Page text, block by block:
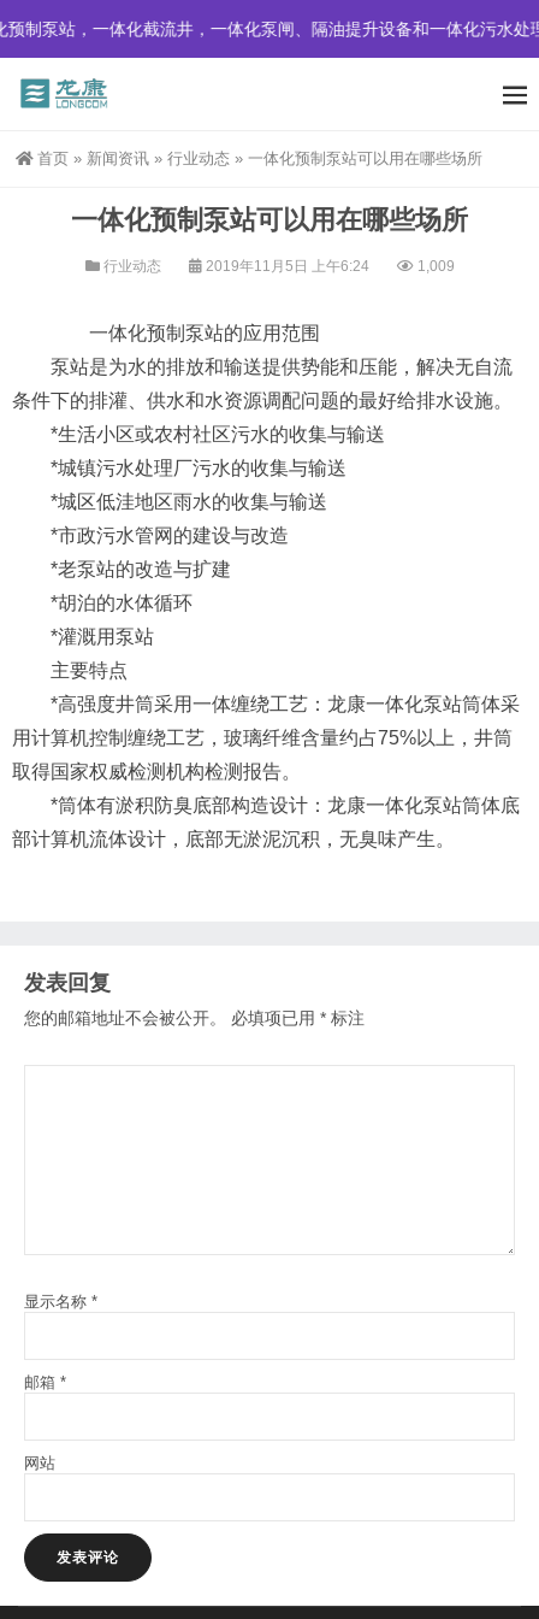
制泵站，一体化截流井，一体化泵闸、隔油提升设备和一体化污水处
首页 » 新闻资讯 » 行业动态 » 一体化预制泵站可以用在哪些场所
一体化预制泵站可以用在哪些场所
行业动态 2019年11月5日 上午6:24 1,009
一体化预制泵站的应用范围
泵站是为水的排放和输送提供势能和压能，解决无自流
条件下的排灌、供水和水资源调配问题的最好给排水设施。
*生活小区或农村社区污水的收集与输送
*城镇污水处理厂污水的收集与输送
*城区低洼地区雨水的收集与输送
*市政污水管网的建设与改造
*老泵站的改造与扩建
*胡泊的水体循环
*灌溉用泵站
主要特点
*高强度井筒采用一体缠绕工艺：龙康一体化泵站筒体采
用计算机控制缠绕工艺，玻璃纤维含量约占75%以上，井筒
取得国家权威检测机构检测报告。
*筒体有淤积防臭底部构造设计：龙康一体化泵站筒体底
部计算机流体设计，底部无淤泥沉积，无臭味产生。
发表回复
您的邮箱地址不会被公开。 必填项已用 * 标注
显示名称 *
邮箱 *
网站